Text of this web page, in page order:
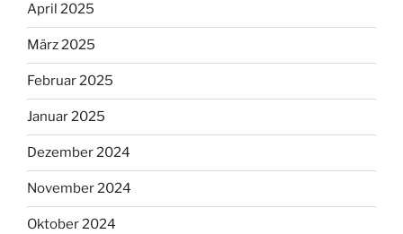
April 2025
März 2025
Februar 2025
Januar 2025
Dezember 2024
November 2024
Oktober 2024